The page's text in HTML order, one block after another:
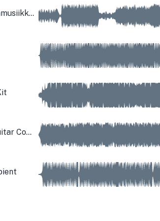
Yritysten lomamusiikkia
Lamp Mute Guitar Corporate